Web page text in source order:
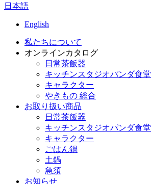
日本語
English
私たちについて
オンラインカタログ
日常茶飯器
キッチンスタジオパンダ食堂
キャラクター
やきもの 総合
お取り扱い商品
日常茶飯器
キッチンスタジオパンダ食堂
キャラクター
ごはん鍋
土鍋
急須
お知らせ